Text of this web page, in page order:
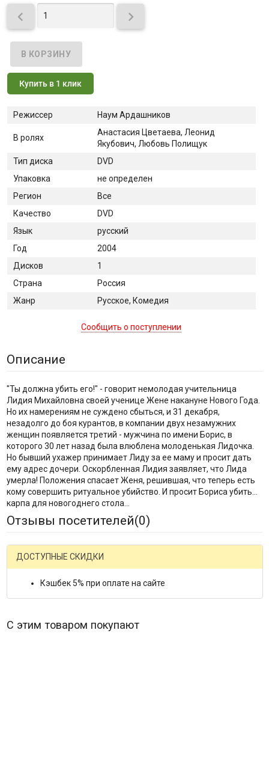
 
Купить в 1 клик
Режиссер Наум Ардашников
В ролях
Анастасия Цветаева, Леонид
Якубович, Любовь Полищук
Тип диска
DVD
Упаковка
не определен
Регион
Все
Качество
DVD
Язык
русский
Год
2004
Дисков
1
Страна
Россия
Жанр
Русское, Комедия
Сообщить о поступлении
Описание
"Ты должна убить его!" - говорит немолодая учительница
Лидия Михайловна своей ученице Жене накануне Нового Года.
Но их намерениям не суждено сбыться, и 31 декабря,
незадолго до боя курантов, в компании двух незамужних
женщин появляется третий - мужчина по имени Борис, в
которого 30 лет назад была влюблена молоденькая Лидочка.
Но бывший ухажер принимает Лиду за ее маму и просит дать
ему адрес дочери. Оскорбленная Лидия заявляет, что Лида
умерла! Положения спасает Женя, решившая, что теперь есть
кому совершить ритуальное убийство. И просит Бориса убить...
карпа для новогоднего стола...
Отзывы посетителей(0)
ДОСТУПНЫЕ СКИДКИ
Кэшбек 5% при оплате на сайте
С этим товаром покупают